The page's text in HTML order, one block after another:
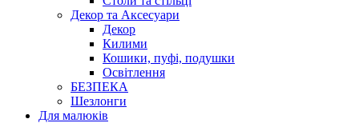
Декор та Аксесуари
Декор
Килими
Кошики, пуфі, подушки
Освітлення
БЕЗПЕКА
Шезлонги
Для малюків